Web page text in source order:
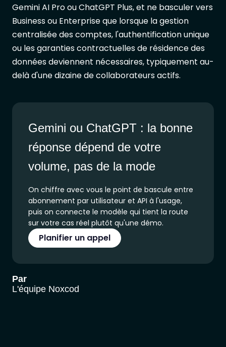
Gemini AI Pro ou ChatGPT Plus, et ne basculer vers
Business ou Enterprise que lorsque la gestion
centralisée des comptes, l'authentification unique
ou les garanties contractuelles de résidence des
données deviennent nécessaires, typiquement au-
delà d'une dizaine de collaborateurs actifs.
Gemini ou ChatGPT : la bonne
réponse dépend de votre
volume, pas de la mode
On chiffre avec vous le point de bascule entre
abonnement par utilisateur et API à l'usage,
puis on connecte le modèle qui tient la route
sur votre cas réel plutôt qu'une démo.
Planifier un appel
Par
L'équipe Noxcod